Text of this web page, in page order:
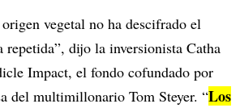
vegetal no ha descifrado el
repetida”, dijo la inversionista Catha
Impact, el fondo cofundado por
del multimillonario Tom Steyer. “Los